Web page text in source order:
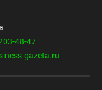
48-47
gazeta.ru